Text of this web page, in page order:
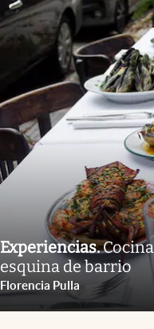
Experiencias.
esquina de barrio
Florencia Pulla